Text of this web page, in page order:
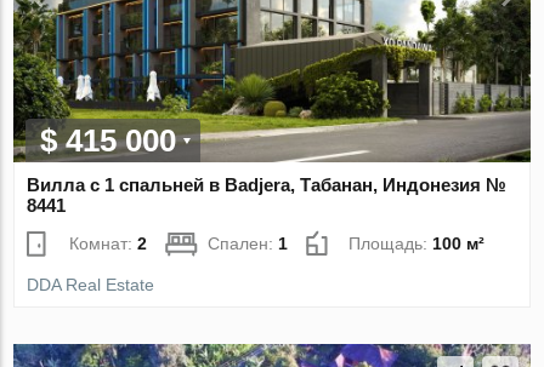
$ 415 000
Вилла с 1 спальней в Badjera, Табанан, Индонезия №
8441
Комнат:2 Спален:1 Площадь:100 м²
DDA Real Estate